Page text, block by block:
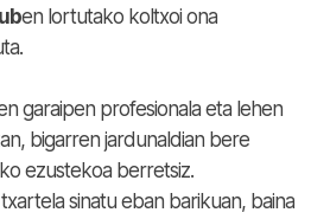
en lortutako koltxoi ona
garaipen profesionala eta lehen
bigarren jardunaldian bere
ezustekoa berretsiz.
sinatu eban barikuan, baina